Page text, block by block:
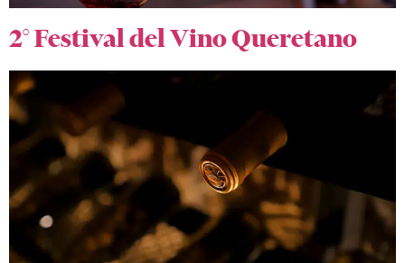
2° Festival del Vino Queretano